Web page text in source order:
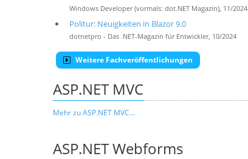
Windows Developer (vormals: dot.NET Magazin), 11/2024
Politur: Neuigkeiten in Blazor 9.0
dotnetpro - Das .NET-Magazin für Entwickler, 10/2024
Weitere Fachveröffentlichungen
ASP.NET MVC
Mehr zu ASP.NET MVC...
ASP.NET Webforms